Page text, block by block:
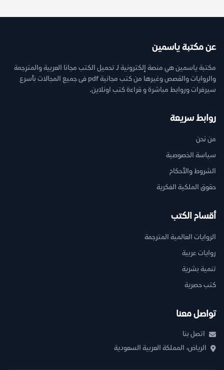
عن مكتبة ياسمين
مكتبة ياسمين هي منصة إلكترونية لـ تحميل الكتب مجانا العربية والمترجمة
والروايات والقصص وغيرها من كتب مجانية pdf فى جميع المجالات بأسرع
سيرفرات وروابط مباشرة و قراءة كتب اونلاين.
روابط سريعة
من نحن
سياسة الخصوصية
الشروط والأحكام
حقوق الملكية الفكرية
أقسام الكتب
الروايات العالمية المترجمة
روايات عربية
تنمية بشرية
كتب حصرية
تواصل معنا
اتصل بنا
الرياض، المملكة العربية السعودية